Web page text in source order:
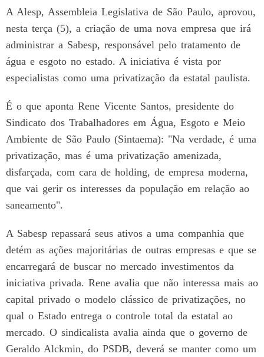
A Alesp, Assembleia Legislativa de São Paulo, aprovou,
nesta terça (5), a criação de uma nova empresa que irá
administrar a Sabesp, responsável pelo tratamento de
água e esgoto no estado. A iniciativa é vista por
especialistas como uma privatização da estatal paulista.
É o que aponta Rene Vicente Santos, presidente do
Sindicato dos Trabalhadores em Água, Esgoto e Meio
Ambiente de São Paulo (Sintaema): "Na verdade, é uma
privatização, mas é uma privatização amenizada,
disfarçada, com cara de holding, de empresa moderna,
que vai gerir os interesses da população em relação ao
saneamento".
A Sabesp repassará seus ativos a uma companhia que
detém as ações majoritárias de outras empresas e que se
encarregará de buscar no mercado investimentos da
iniciativa privada. Rene avalia que não interessa mais ao
capital privado o modelo clássico de privatizações, no
qual o Estado entrega o controle total da estatal ao
mercado. O sindicalista avalia ainda que o governo de
Geraldo Alckmin, do PSDB, deverá se manter como um